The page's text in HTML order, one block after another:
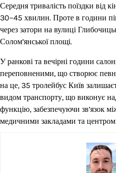
Середня тривалість поїздки від
30–45 хвилин. Проте в години
через затори на вулиці
Солом’янської площі.
У ранкові та вечірні години
переповненими, що створює
на це, 35 тролейбус Київ
видом транспорту, що виконує
функцію, забезпечуючи зв’язок
медичними закладами та центром